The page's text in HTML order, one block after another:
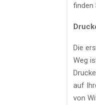
finden
Die
Weg
auf
von